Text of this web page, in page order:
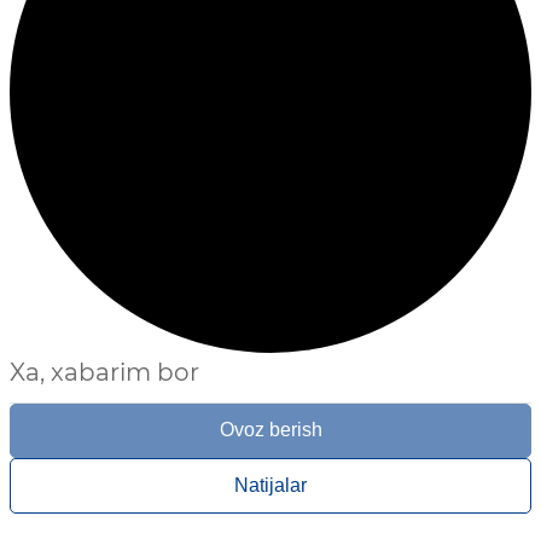
Xa, xabarim bor
Ovoz berish
Natijalar